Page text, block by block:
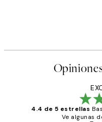
4.4 de 5 estrellas
Ve algunas